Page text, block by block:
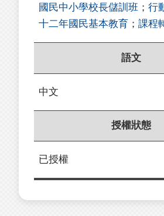
國民中小學校長儲訓班 ； 行
十二年國民基本教育 ； 課程
語文
中文
授權狀態
已授權